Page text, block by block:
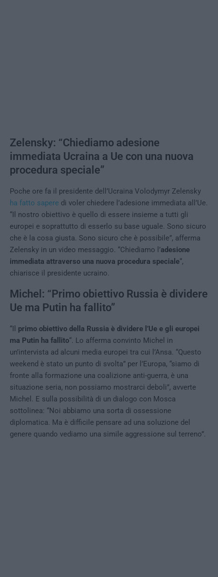
Zelensky: “Chiediamo adesione
immediata Ucraina a Ue con una nuova
procedura speciale”
Poche ore fa il presidente dell’Ucraina Volodymyr Zelensky
ha fatto sapere di voler chiedere l’adesione immediata all’Ue.
“Il nostro obiettivo è quello di essere insieme a tutti gli
europei e soprattutto di esserlo su base uguale. Sono sicuro
che è la cosa giusta. Sono sicuro che è possibile”, afferma
Zelensky in un video messaggio. “Chiediamo l’adesione
immediata attraverso una nuova procedura speciale“,
chiarisce il presidente ucraino.
Michel: “Primo obiettivo Russia è dividere
Ue ma Putin ha fallito”
“Il primo obiettivo della Russia è dividere l’Ue e gli europei
ma Putin ha fallito“. Lo afferma convinto Michel in
un’intervista ad alcuni media europei tra cui l’Ansa. “Questo
weekend è stato un punto di svolta” per l’Europa, “siamo di
fronte alla formazione una coalizione anti-guerra, è una
situazione seria, non possiamo mostrarci deboli”, avverte
Michel. E sulla possibilità di un dialogo con Mosca
sottolinea: “Noi abbiamo una sorta di ossessione
diplomatica. Ma è difficile pensare ad una soluzione del
genere quando vediamo una simile aggressione sul terreno”.